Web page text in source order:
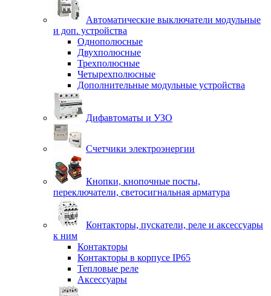
Автоматические выключатели модульные
и доп. устройства
Однополюсные
Двухполюсные
Трехполюсные
Четырехполюсные
Дополнительные модульные устройства
Дифавтоматы и УЗО
Счетчики электроэнергии
Кнопки, кнопочные посты,
переключатели, светосигнальная арматура
Контакторы, пускатели, реле и аксессуары
к ним
Контакторы
Контакторы в корпусе IP65
Тепловые реле
Аксессуары